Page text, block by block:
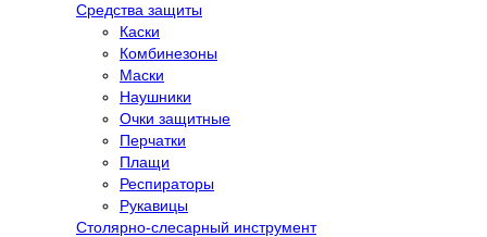
Средства защиты
Каски
Комбинезоны
Маски
Наушники
Очки защитные
Перчатки
Плащи
Респираторы
Рукавицы
Столярно-слесарный инструмент